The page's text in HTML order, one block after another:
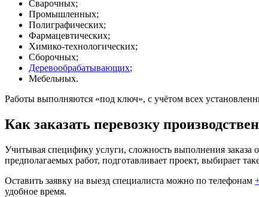
Сварочных;
Промышленных;
Полиграфических;
Фармацевтических;
Химико-технологических;
Сборочных;
Деревообрабатывающих;
Мебельных.
Работы выполняются «под ключ», с учётом всех
Как заказать перевозку
Учитывая специфику услуги, сложность выполнения заказа
предполагаемых работ, подготавливает проект, выбирает
Оставить заявку на выезд специалиста можно по телефонам
удобное время.